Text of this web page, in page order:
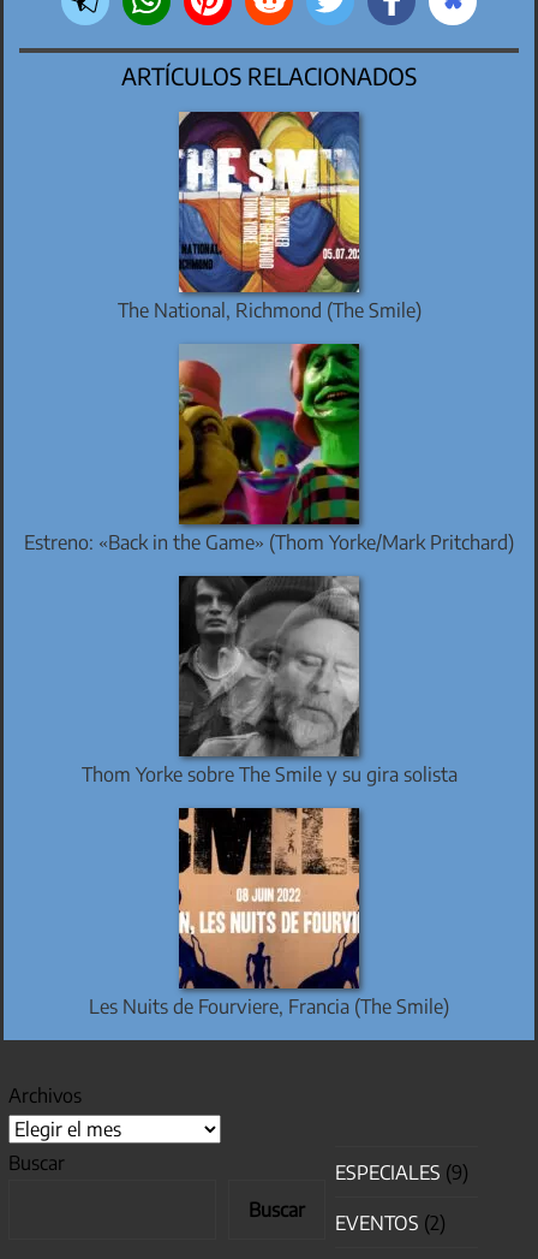
ARTÍCULOS RELACIONADOS
The National, Richmond (The Smile)
Estreno: «Back in the Game» (Thom Yorke/Mark Pritchard)
Thom Yorke sobre The Smile y su gira solista
Les Nuits de Fourviere, Francia (The Smile)
Archivos
Buscar
Buscar
ESPECIALES (9)
EVENTOS (2)